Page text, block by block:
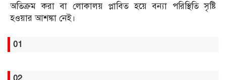
অতিক্রম করা বা লোকালয় প্লাবিত হয়ে বন্যা পরিস্থিতি সৃষ্টি
হওয়ার আশঙ্কা নেই।
01